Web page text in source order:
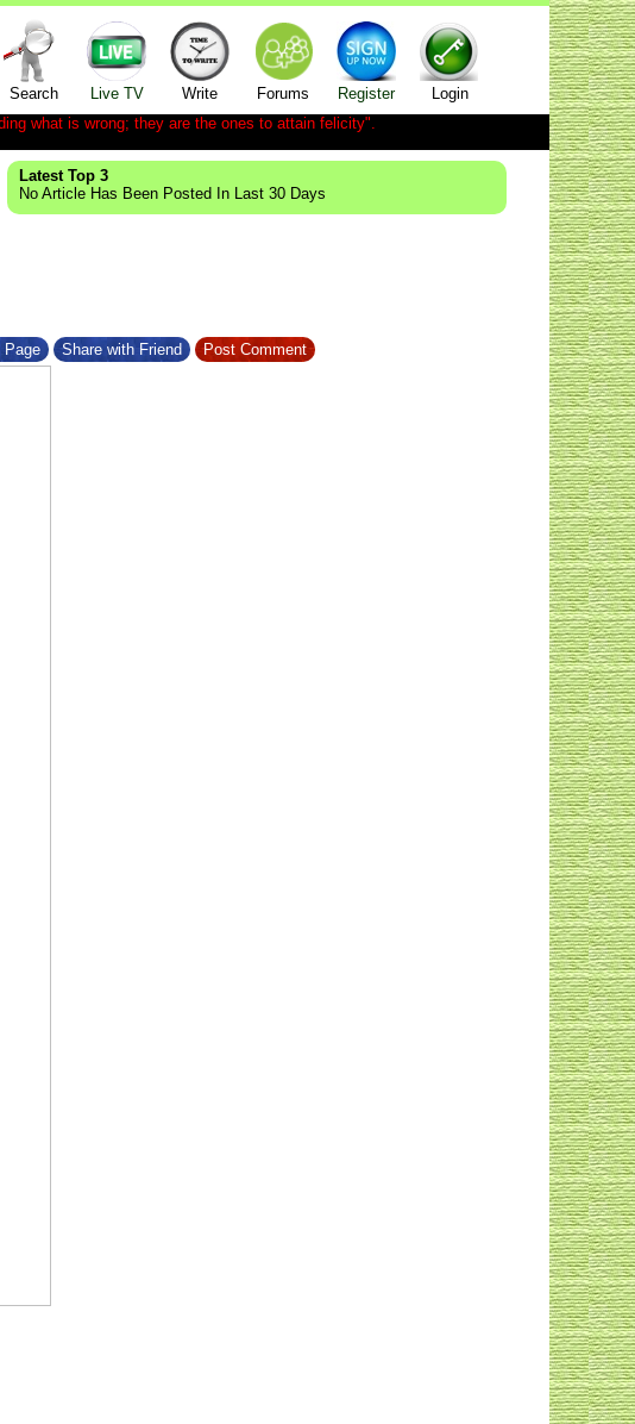
Search Live TV Write Forums Register
Login
what is wrong; they are the ones to attain felicity".
Latest Top 3
No Article Has Been Posted In Last 30 Days
Page Share with Friend Post Comment